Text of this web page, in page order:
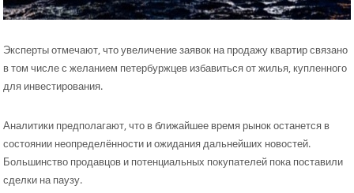
Эксперты отмечают, что увеличение заявок на продажу квартир связано
в том числе с желанием петербуржцев избавиться от жилья, купленного
для инвестирования.
Аналитики предполагают, что в ближайшее время рынок останется в
состоянии неопределённости и ожидания дальнейших новостей.
Большинство продавцов и потенциальных покупателей пока поставили
сделки на паузу.